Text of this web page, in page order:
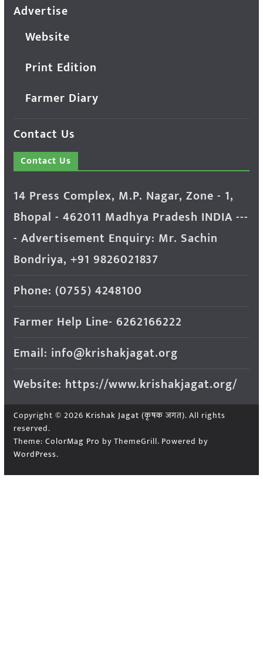
Advertise
Website
Print Edition
Farmer Diary
Contact Us
Contact Us
14 Press Complex, M.P. Nagar, Zone - 1,
Bhopal - 462011 Madhya Pradesh INDIA ---
- Advertisement Enquiry: Mr. Sachin
Bondriya, +91 9826021837
Phone: (0755) 4248100
Farmer Help Line- 6262166222
Email: info@krishakjagat.org
Website: https://www.krishakjagat.org/
Copyright © 2026 Krishak Jagat (कृषक जगत). All rights
reserved.
Theme: ColorMag Pro by ThemeGrill. Powered by
WordPress.